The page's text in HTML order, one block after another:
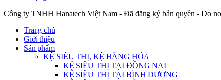
Công ty TNHH Hanatech Việt Nam - Đã đăng ký bản quyền - Do
Trang chủ
Giới thiệu
Sản phẩm
KỆ SIÊU THỊ, KỆ HÀNG HÓA
KỆ SIÊU THỊ TẠI ĐỒNG NAI
KỆ SIÊU THỊ TẠI BÌNH DƯƠNG